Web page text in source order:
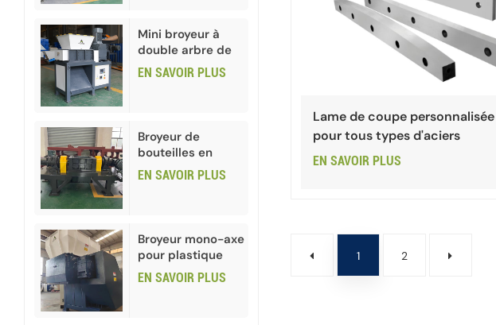
Mini broyeur à
double arbre de
haute qualité
EN SAVOIR PLUS
Broyeur de
bouteilles en
verre usagées
pour le recyclage
EN SAVOIR PLUS
Broyeur mono-axe
pour plastique
PEHD et PVC
EN SAVOIR PLUS
Lame de coupe personnalisée
pour tous types d'aciers
EN SAVOIR PLUS
1 2